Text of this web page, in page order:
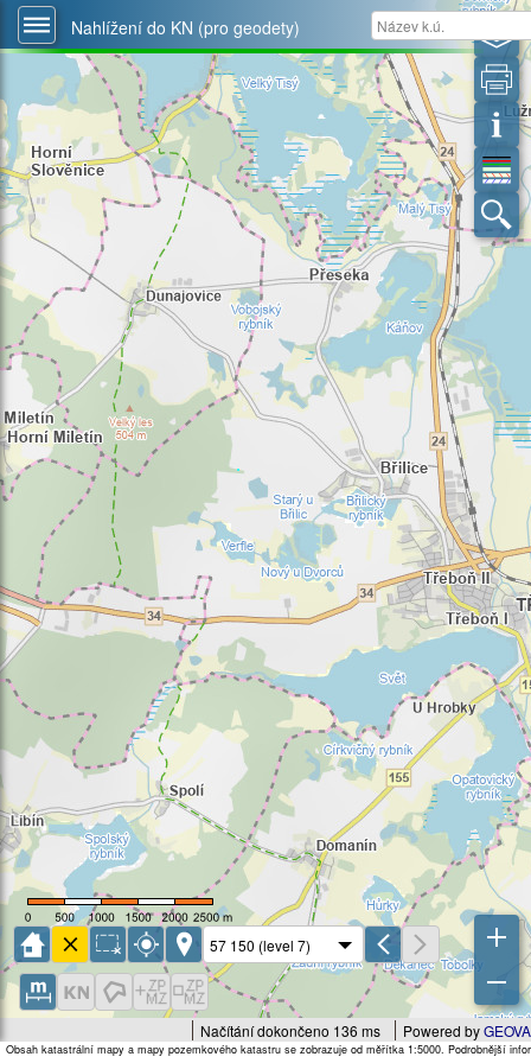
Nahlížení do KN (pro geodety)
Powered by
Načítání dokončeno 136 ms
Obsah katastrální mapy a mapy pozemkového katastru se zobrazuje od měřítka 1:5000. Podrobnější